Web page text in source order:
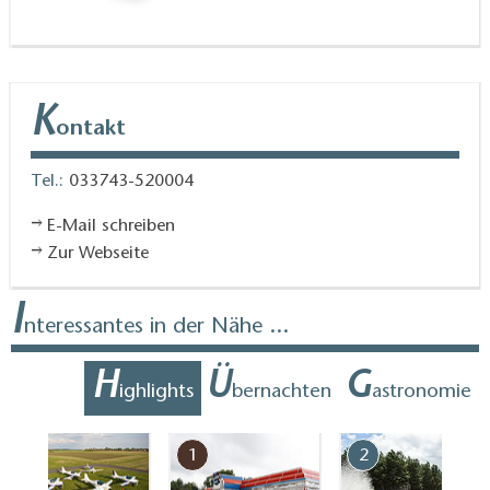
Haustieren ist nicht möglich, da Katze Ernestine die
Kontakt
Tel.: 033743-520004
E-Mail schreiben
Zur Webseite
Interessantes in der Nähe ...
Highlights Übernachten Gastronomie
1 2